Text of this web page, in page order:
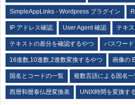
SimpleAppLinks - Wordpress プラグイン
IP アドレス確認 User Agent 確認 テキ
テキストの差分を確認するやつ パスワー
16進数,10進数,2進数変換するやつ 画像の
国名とコードの一覧 複数言語による国名
西暦和暦泰仏歴変換表 UNIX時間を変換す